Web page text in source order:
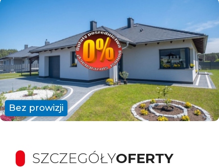
Bez prowizji
SZCZEGÓŁYOFERTY